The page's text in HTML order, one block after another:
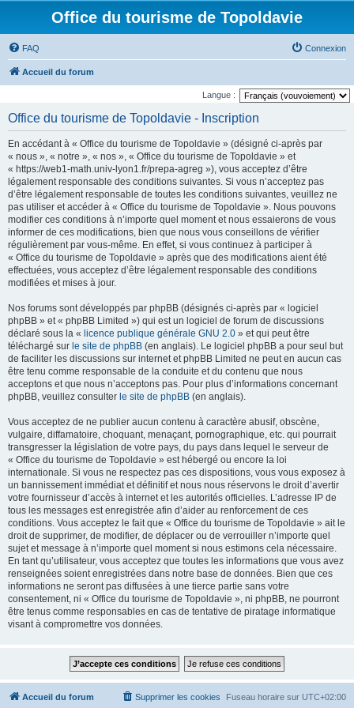
Office du tourisme de Topoldavie
FAQ Connexion
Accueil du forum
Langue :
Office du tourisme de Topoldavie - Inscription
En accédant à « Office du tourisme de Topoldavie » (désigné ci-après par
« nous », « notre », « nos », « Office du tourisme de Topoldavie » et
« https://web1-math.univ-lyon1.fr/prepa-agreg »), vous acceptez d’être
légalement responsable des conditions suivantes. Si vous n’acceptez pas
d’être légalement responsable de toutes les conditions suivantes, veuillez ne
pas utiliser et accéder à « Office du tourisme de Topoldavie ». Nous pouvons
modifier ces conditions à n’importe quel moment et nous essaierons de vous
informer de ces modifications, bien que nous vous conseillons de vérifier
régulièrement par vous-même. En effet, si vous continuez à participer à
« Office du tourisme de Topoldavie » après que des modifications aient été
effectuées, vous acceptez d’être légalement responsable des conditions
modifiées et mises à jour.
Nos forums sont développés par phpBB (désignés ci-après par « logiciel
phpBB » et « phpBB Limited ») qui est un logiciel de forum de discussions
déclaré sous la « licence publique générale GNU 2.0 » et qui peut être
téléchargé sur le site de phpBB (en anglais). Le logiciel phpBB a pour seul but
de faciliter les discussions sur internet et phpBB Limited ne peut en aucun cas
être tenu comme responsable de la conduite et du contenu que nous
acceptons et que nous n’acceptons pas. Pour plus d’informations concernant
phpBB, veuillez consulter le site de phpBB (en anglais).
Vous acceptez de ne publier aucun contenu à caractère abusif, obscène,
vulgaire, diffamatoire, choquant, menaçant, pornographique, etc. qui pourrait
transgresser la législation de votre pays, du pays dans lequel le serveur de
« Office du tourisme de Topoldavie » est hébergé ou encore la loi
internationale. Si vous ne respectez pas ces dispositions, vous vous exposez à
un bannissement immédiat et définitif et nous nous réservons le droit d’avertir
votre fournisseur d’accès à internet et les autorités officielles. L’adresse IP de
tous les messages est enregistrée afin d’aider au renforcement de ces
conditions. Vous acceptez le fait que « Office du tourisme de Topoldavie » ait le
droit de supprimer, de modifier, de déplacer ou de verrouiller n’importe quel
sujet et message à n’importe quel moment si nous estimons cela nécessaire.
En tant qu’utilisateur, vous acceptez que toutes les informations que vous avez
renseignées soient enregistrées dans notre base de données. Bien que ces
informations ne seront pas diffusées à une tierce partie sans votre
consentement, ni « Office du tourisme de Topoldavie », ni phpBB, ne pourront
être tenus comme responsables en cas de tentative de piratage informatique
visant à compromettre vos données.
Accueil du forum Fuseau horaire sur UTC+02:00
Supprimer les cookies